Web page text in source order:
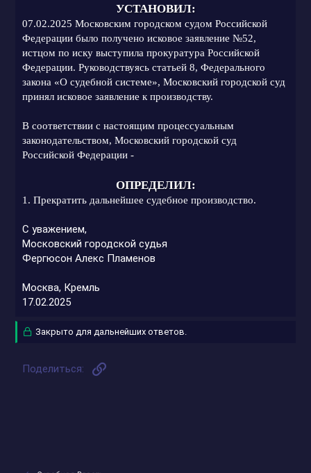
УСТАНОВИЛ:
07.02.2025 Московским городском судом Российской
Федерации было получено исковое заявление №52,
истцом по иску выступила прокуратура Российской
Федерации. Руководствуясь статьей 8, Федерального
закона «О судебной системе», Московский городской суд
принял исковое заявление к производству.
В соответствии с настоящим процессуальным
законодательством, Московский городской суд
Российской Федерации -
ОПРЕДЕЛИЛ:
1. Прекратить дальнейшее судебное производство.
С уважением,
Московский городской судья
Фергюсон Алекс Пламенов
Москва, Кремль
17.02.2025
Закрыто для дальнейших ответов.
Поделиться: